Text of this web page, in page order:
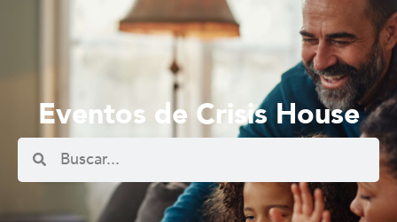
Eventos de Crisis House